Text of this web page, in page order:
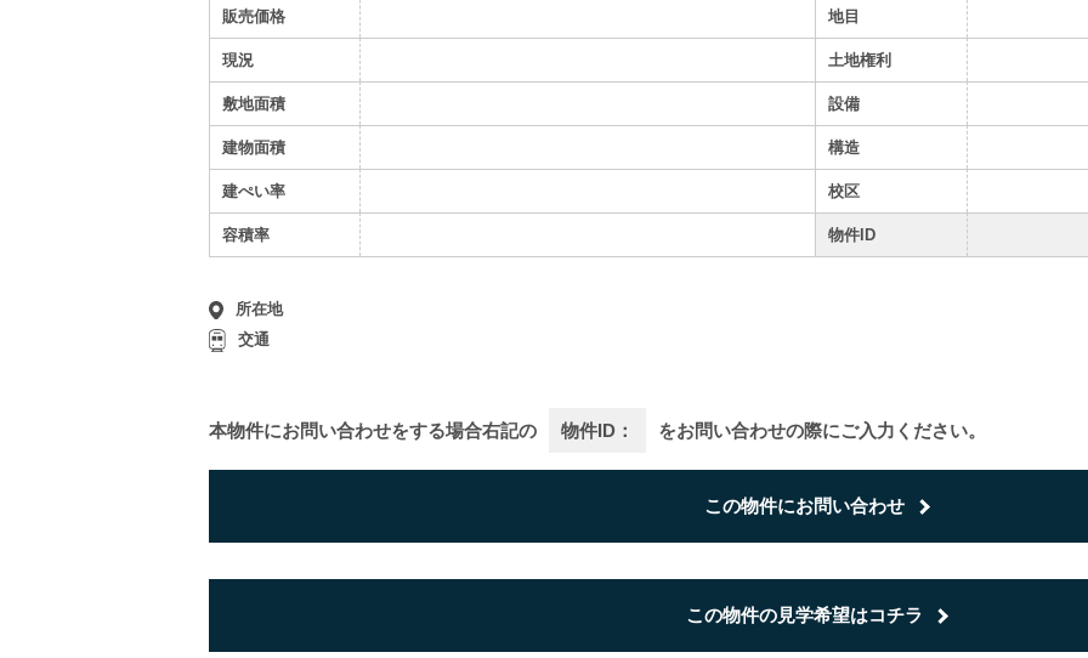
販売価格
現況
敷地面積
建物面積
建ぺい率
容積率
地目
土地権利
設備
構造
校区
物件ID
所在地
交通
本物件にお問い合わせをする場合右記の 物件ID： をお問い合わせの際にご入力ください。
この物件にお問い合わせ
この物件の見学希望はコチラ